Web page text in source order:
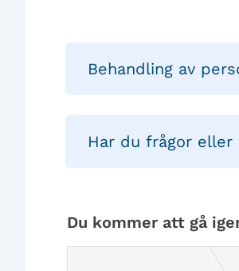
Behandling av
Har du frågor
Du kommer att gå